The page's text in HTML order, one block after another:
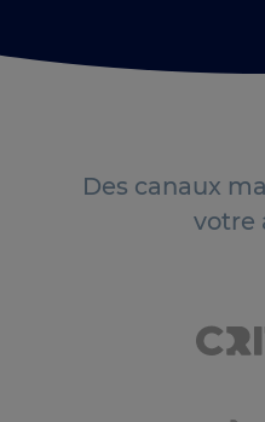
Des canaux
votre